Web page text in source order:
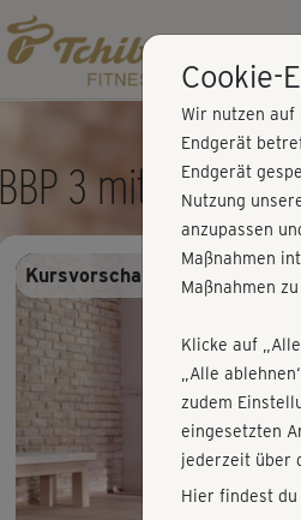
BBP 3 mit Nicki -
Kursvorschau - Anmelden
Cookie-
Wir nutzen auf
Endgerät
Endgerät
Nutzung
anzupassen
Maßnahmen
Maßnahmen
Klicke auf
„Alle
zudem
eingesetzten
jederzeit über
Hier findest